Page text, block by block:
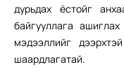
дурьдах ёстойг
байгууллага
мэдээллийг
шаардлагатай.